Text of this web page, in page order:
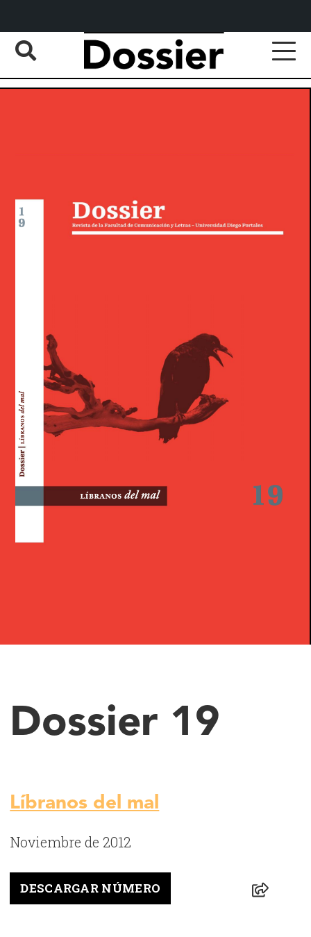
Dossier 19
Líbranos del mal
Noviembre de 2012
DESCARGAR NÚMERO